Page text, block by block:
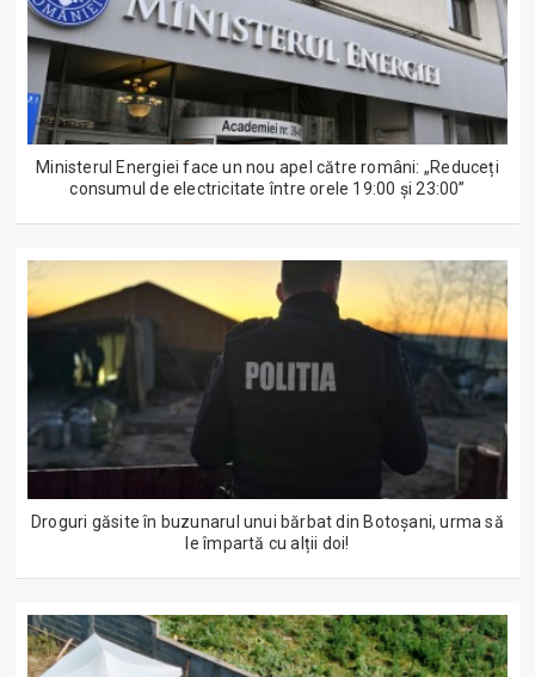
Ministerul Energiei face un nou apel către români: „Reduceți
consumul de electricitate între orele 19:00 și 23:00”
Droguri găsite în buzunarul unui bărbat din Botoșani, urma să
le împartă cu alții doi!